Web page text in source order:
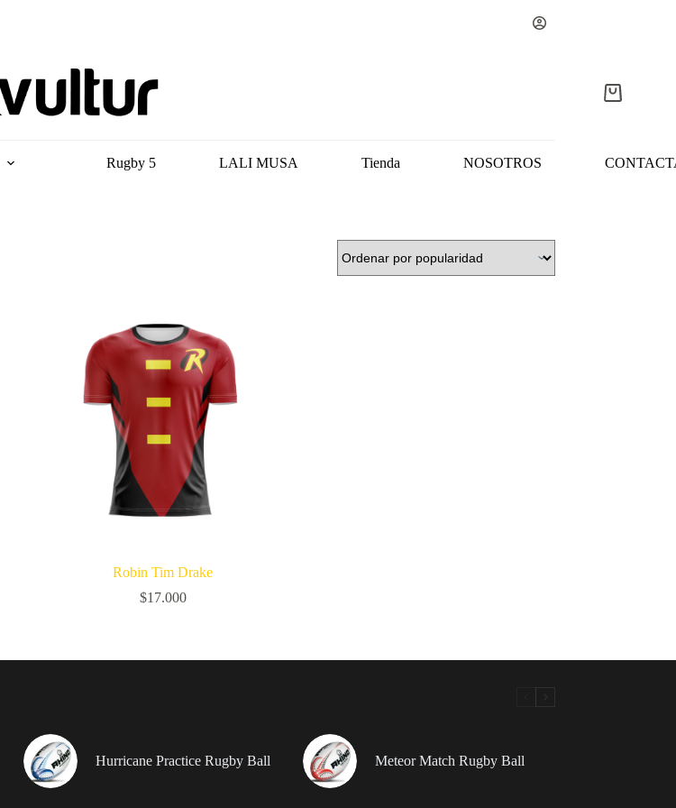
Carro
Rugby 5 LALI MUSA Tienda NOSOTROS
Robin Tim Drake
$17.000
Hurricane Practice Rugby Ball Meteor Match Rugby Ball